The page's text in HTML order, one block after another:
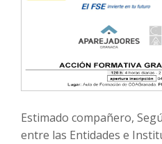
Estimado compañero,
entre las Entidades e